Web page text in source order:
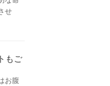
せ
もご
お腹